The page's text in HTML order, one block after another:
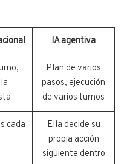
IA agentiva
Plan de varios
pasos, ejecución
de varios turnos
cada
Ella decide su
propia acción
siguiente dentro